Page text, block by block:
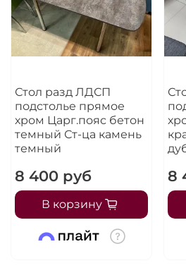
Стол разд ЛДСП
подстолье прямое
хром Царг.пояс бетон
темный Ст-ца камень
темный
8 400 руб
В корзину
8